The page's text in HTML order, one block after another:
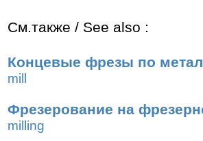
См.также / See also :
Концевые фрезы по
mill
Фрезерование на
milling